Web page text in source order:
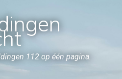
112 op één pagina.